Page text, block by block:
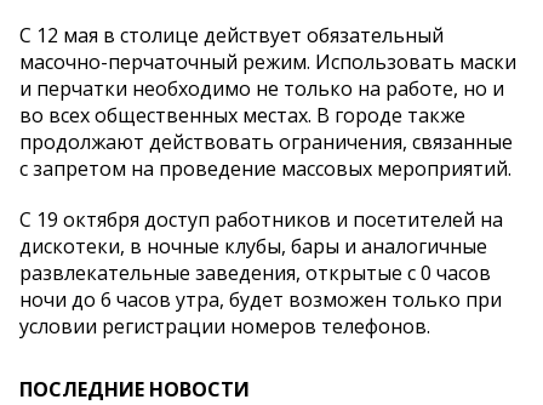
С 12 мая в столице действует обязательный
масочно-перчаточный режим. Использовать маски
и перчатки необходимо не только на работе, но и
во всех общественных местах. В городе также
продолжают действовать ограничения, связанные
с запретом на проведение массовых мероприятий.
С 19 октября доступ работников и посетителей на
дискотеки, в ночные клубы, бары и аналогичные
развлека­тельные заведения, открытые с 0 часов
ночи до 6 часов утра, будет возможен только при
условии регистрации номеров телефонов.
ПОСЛЕДНИЕ НОВОСТИ